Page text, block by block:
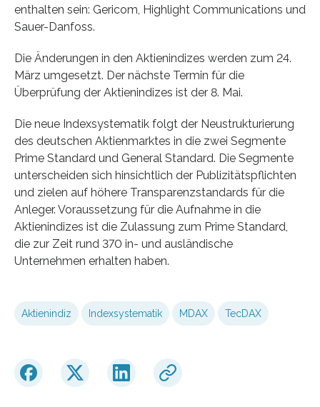
enthalten sein: Gericom, Highlight Communications und
Sauer-Danfoss.
Die Änderungen in den Aktienindizes werden zum 24.
März umgesetzt. Der nächste Termin für die
Überprüfung der Aktienindizes ist der 8. Mai.
Die neue Indexsystematik folgt der Neustrukturierung
des deutschen Aktienmarktes in die zwei Segmente
Prime Standard und General Standard. Die Segmente
unterscheiden sich hinsichtlich der Publizitätspflichten
und zielen auf höhere Transparenzstandards für die
Anleger. Voraussetzung für die Aufnahme in die
Aktienindizes ist die Zulassung zum Prime Standard,
die zur Zeit rund 370 in- und ausländische
Unternehmen erhalten haben.
Aktienindiz Indexsystematik MDAX TecDAX